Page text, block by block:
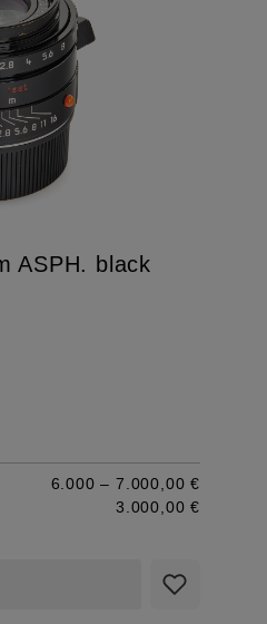
ASPH. black
6.000 – 7.000,00 €
3.000,00 €